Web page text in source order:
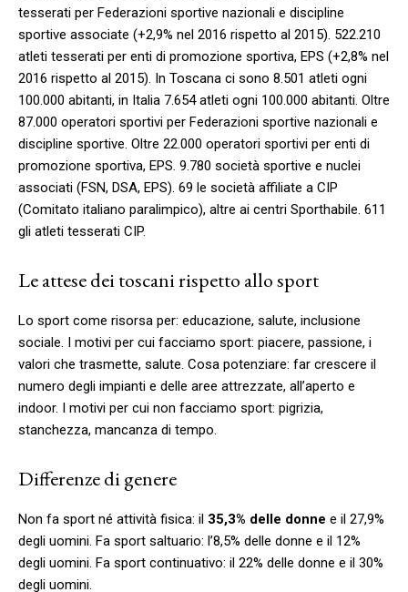
tesserati per Federazioni sportive nazionali e discipline
sportive associate (+2,9% nel 2016 rispetto al 2015). 522.210
atleti tesserati per enti di promozione sportiva, EPS (+2,8% nel
2016 rispetto al 2015). In Toscana ci sono 8.501 atleti ogni
100.000 abitanti, in Italia 7.654 atleti ogni 100.000 abitanti. Oltre
87.000 operatori sportivi per Federazioni sportive nazionali e
discipline sportive. Oltre 22.000 operatori sportivi per enti di
promozione sportiva, EPS. 9.780 società sportive e nuclei
associati (FSN, DSA, EPS). 69 le società affiliate a CIP
(Comitato italiano paralimpico), altre ai centri Sporthabile. 611
gli atleti tesserati CIP.
Le attese dei toscani rispetto allo sport
Lo sport come risorsa per: educazione, salute, inclusione
sociale. I motivi per cui facciamo sport: piacere, passione, i
valori che trasmette, salute. Cosa potenziare: far crescere il
numero degli impianti e delle aree attrezzate, all’aperto e
indoor. I motivi per cui non facciamo sport: pigrizia,
stanchezza, mancanza di tempo.
Differenze di genere
Non fa sport né attività fisica: il 35,3% delle donne e il 27,9%
degli uomini. Fa sport saltuario: l’8,5% delle donne e il 12%
degli uomini. Fa sport continuativo: il 22% delle donne e il 30%
degli uomini.